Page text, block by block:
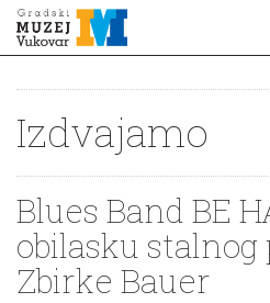
Izdvajamo
Blues Band BE
obilasku stalnog
Zbirke Bauer